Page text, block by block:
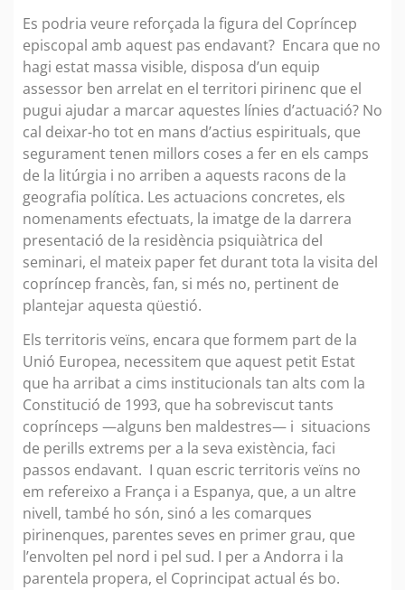
Es podria veure reforçada la figura del Copríncep
episcopal amb aquest pas endavant? Encara que no
hagi estat massa visible, disposa d’un equip
assessor ben arrelat en el territori pirinenc que el
pugui ajudar a marcar aquestes línies d’actuació? No
cal deixar-ho tot en mans d’actius espirituals, que
segurament tenen millors coses a fer en els camps
de la litúrgia i no arriben a aquests racons de la
geografia política. Les actuacions concretes, els
nomenaments efectuats, la imatge de la darrera
presentació de la residència psiquiàtrica del
seminari, el mateix paper fet durant tota la visita del
copríncep francès, fan, si més no, pertinent de
plantejar aquesta qüestió.
Els territoris veïns, encara que formem part de la
Unió Europea, necessitem que aquest petit Estat
que ha arribat a cims institucionals tan alts com la
Constitució de 1993, que ha sobreviscut tants
coprínceps —alguns ben maldestres— i situacions
de perills extrems per a la seva existència, faci
passos endavant. I quan escric territoris veïns no
em refereixo a França i a Espanya, que, a un altre
nivell, també ho són, sinó a les comarques
pirinenques, parentes seves en primer grau, que
l’envolten pel nord i pel sud. I per a Andorra i la
parentela propera, el Coprincipat actual és bo.